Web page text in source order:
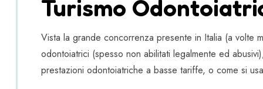
Turismo
Vista la grande concorrenza presente in Italia (a volte
odontoiatrici (spesso non abilitati legalmente ed
prestazioni odontoiatriche a basse tariffe, o come si